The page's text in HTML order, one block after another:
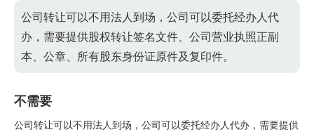
公司转让可以不用法人到场，公司可以委托经办人代
办，需要提供股权转让签名文件、公司营业执照正副
本、公章、所有股东身份证原件及复印件。
不需要
公司转让可以不用法人到场，公司可以委托经办人代办，需要提供